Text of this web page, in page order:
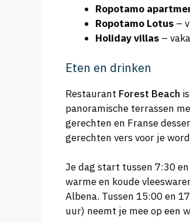
Ropotamo
Ropotamo Lotus –
Holiday villas –
Eten en drinken
Restaurant Forest Beach
panoramische terrassen
gerechten en Franse
gerechten vers voor je
Je dag start tussen 7:30
warme en koude
Albena. Tussen 15:00 en
uur) neemt je mee op een